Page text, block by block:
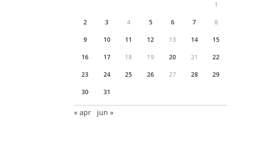
1
2 3 4 5 6 7 8
9 10 11 12 13 14 15
16 17 18 19 20 21 22
23 24 25 26 27 28 29
30 31
« apr jun »